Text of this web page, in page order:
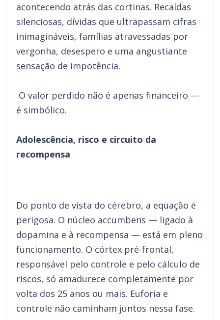
acontecendo atrás das cortinas. Recaídas
silenciosas, dívidas que ultrapassam cifras
inimagináveis, famílias atravessadas por
vergonha, desespero e uma angustiante
sensação de impotência.
O valor perdido não é apenas financeiro —
é simbólico.
Adolescência, risco e circuito da
recompensa
Do ponto de vista do cérebro, a equação é
perigosa. O núcleo accumbens — ligado à
dopamina e à recompensa — está em pleno
funcionamento. O córtex pré-frontal,
responsável pelo controle e pelo cálculo de
riscos, só amadurece completamente por
volta dos 25 anos ou mais. Euforia e
controle não caminham juntos nessa fase.